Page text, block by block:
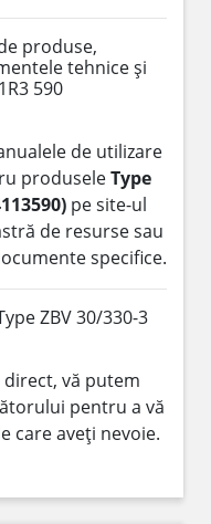
produse,
tehnice și
590
de utilizare
produseleType
pe site-ul
de resurse sau
specifice.
ZBV 30/330-3
vă putem
pentru a vă
care aveți nevoie.